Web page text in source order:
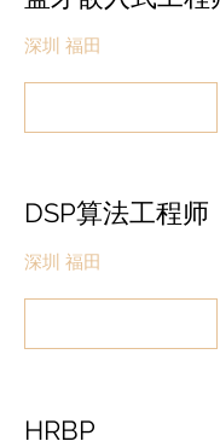
深圳 福田
DSP算法工程师
深圳 福田
HRBP